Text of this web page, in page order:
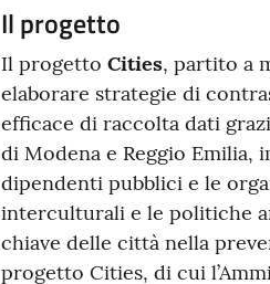
Il progetto
Il progetto Cities, partito a
elaborare strategie di
efficace di raccolta dati
di Modena e Reggio
dipendenti pubblici e le
interculturali e le politiche
chiave delle città nella
progetto Cities, di cui